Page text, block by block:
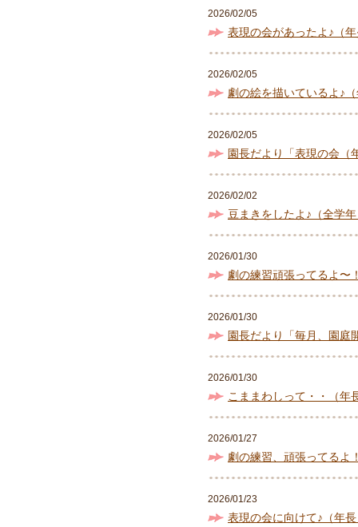
2026/02/05
表現の会があったよ♪（
2026/02/05
劇の絵を描いているよ♪
2026/02/05
園長だより「表現の会（
2026/02/02
豆まきをしたよ♪（全学
2026/01/30
劇の練習頑張ってるよ〜
2026/01/30
園長だより「毎月、園庭
2026/01/30
こままわしって・・（年
2026/01/27
劇の練習、頑張ってるよ
2026/01/23
表現の会に向けて♪（年